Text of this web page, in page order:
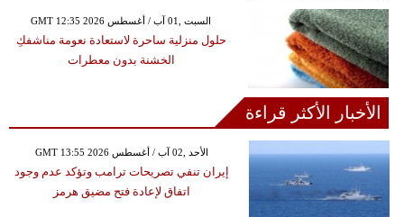
GMT 12:35 2026 السبت ,01 آب / أغسطس
حلول منزلية ساحرة لاستعادة نعومة مناشفكِ
الخشنة بدون معطرات
الأخبار الأكثر قراءة
GMT 13:55 2026 الأحد ,02 آب / أغسطس
إيران تنفي تصريحات ترامب وتؤكد عدم وجود
اتفاق لإعادة فتح مضيق هرمز